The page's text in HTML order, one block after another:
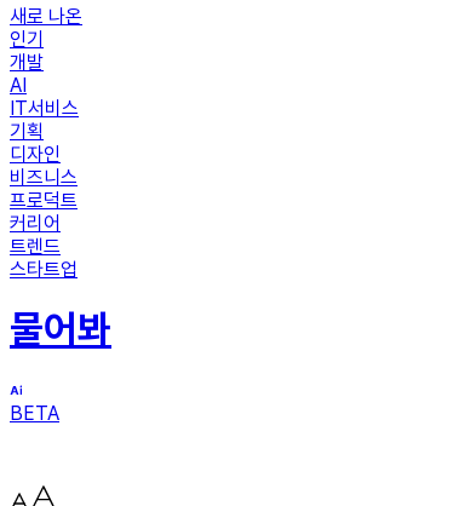
새로 나온
인기
개발
AI
IT서비스
기획
디자인
비즈니스
프로덕트
커리어
트렌드
스타트업
물어봐
BETA